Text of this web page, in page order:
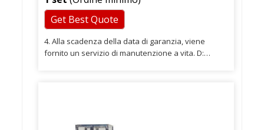
Get Best Quote
4. Alla scadenza della data di garanzia, viene
fornito un servizio di manutenzione a vita. D: